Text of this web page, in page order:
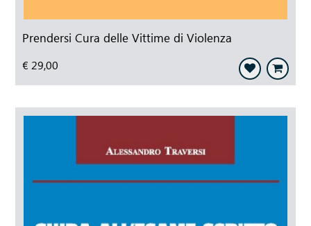
Prendersi Cura delle Vittime di Violenza
€ 29,00